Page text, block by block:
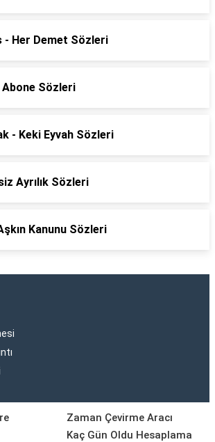
- Her Demet Sözleri
Abone Sözleri
- Keki Eyvah Sözleri
Ayrılık Sözleri
Kanunu Sözleri
Zaman Çevirme Aracı
Kaç Gün Oldu Hesaplama